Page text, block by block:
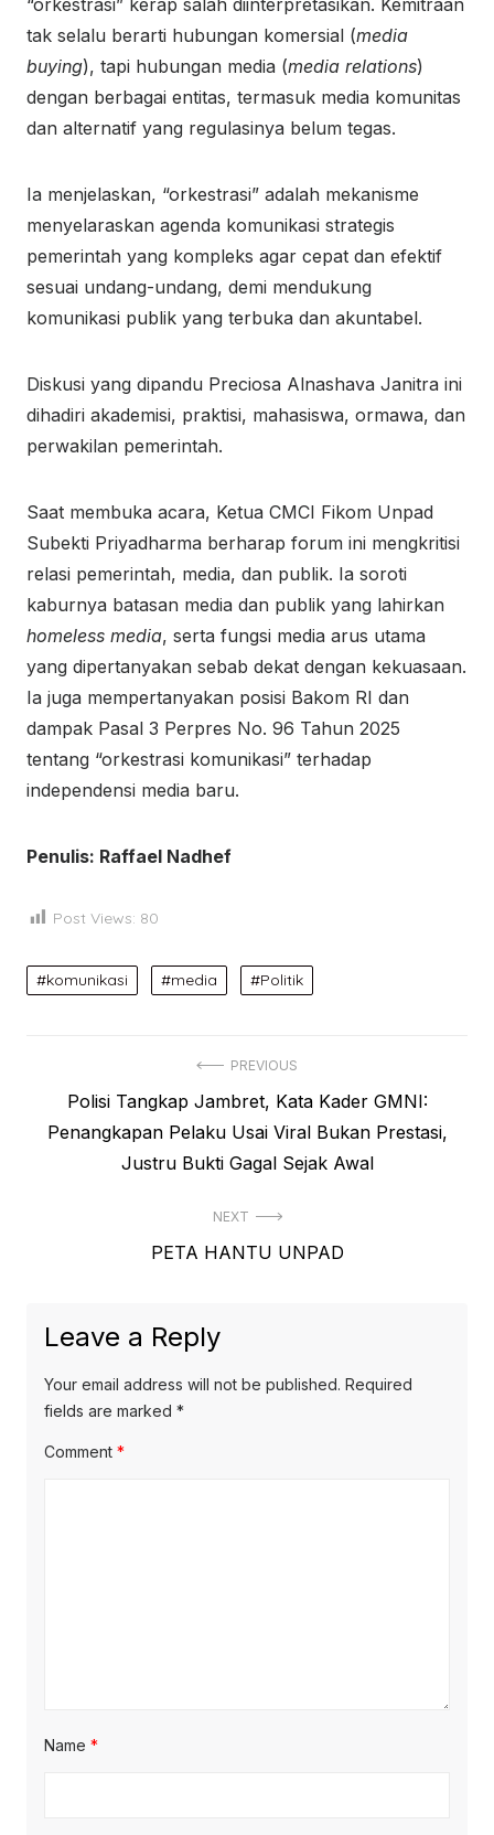
tak selalu berarti hubungan komersial (media
buying), tapi hubungan media (media relations)
dengan berbagai entitas, termasuk media komunitas
dan alternatif yang regulasinya belum tegas.
Ia menjelaskan, “orkestrasi” adalah mekanisme
menyelaraskan agenda komunikasi strategis
pemerintah yang kompleks agar cepat dan efektif
sesuai undang-undang, demi mendukung
komunikasi publik yang terbuka dan akuntabel.
Diskusi yang dipandu Preciosa Alnashava Janitra ini
dihadiri akademisi, praktisi, mahasiswa, ormawa, dan
perwakilan pemerintah.
Saat membuka acara, Ketua CMCI Fikom Unpad
Subekti Priyadharma berharap forum ini mengkritisi
relasi pemerintah, media, dan publik. Ia soroti
kaburnya batasan media dan publik yang lahirkan
homeless media, serta fungsi media arus utama
yang dipertanyakan sebab dekat dengan kekuasaan.
Ia juga mempertanyakan posisi Bakom RI dan
dampak Pasal 3 Perpres No. 96 Tahun 2025
tentang “orkestrasi komunikasi” terhadap
independensi media baru.
Penulis: Raffael Nadhef
Post Views: 80
komunikasi media Politik
navigation
PREVIOUS
Previous
post:
Polisi Tangkap Jambret, Kata Kader GMNI:
Penangkapan Pelaku Usai Viral Bukan Prestasi,
Justru Bukti Gagal Sejak Awal
NEXT
Next
PETA HANTU UNPAD
Leave a Reply
Your email address will not be published. Required
fields are marked *
Comment *
Name *